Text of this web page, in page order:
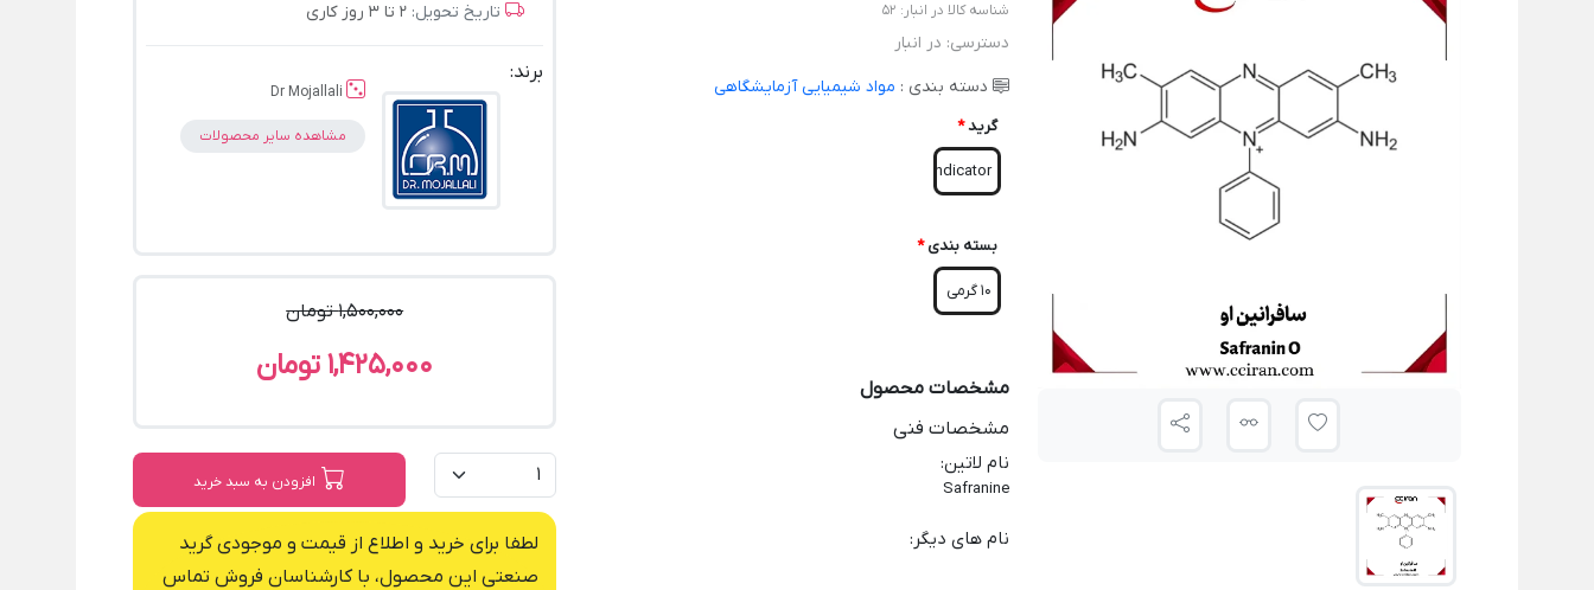
شناسه کالا در انبار: 52
دسترسی: در انبار
دسته بندی : مواد شیمیایی آزمایشگاهی
گرید*
indicator
بسته بندی *
10 گرمی
مشخصات محصول
مشخصات فنی
نام لاتین:
Safranine
نام های دیگر :
تاریخ تحویل: 2 تا 3 روز کاری
برند:
Dr Mojallali
مشاهده سایر محصولات
1,500,000 تومان
1,425,000 تومان
افزودن به سبد خرید
لطفا برای خرید و اطلاع از قیمت و موجودی گرید
صنعتی این محصول، با کارشناسان فروش تماس